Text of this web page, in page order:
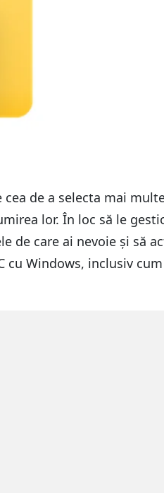
de a selecta mai
lor. În loc să le
de care ai nevoie și să
Windows, inclusiv